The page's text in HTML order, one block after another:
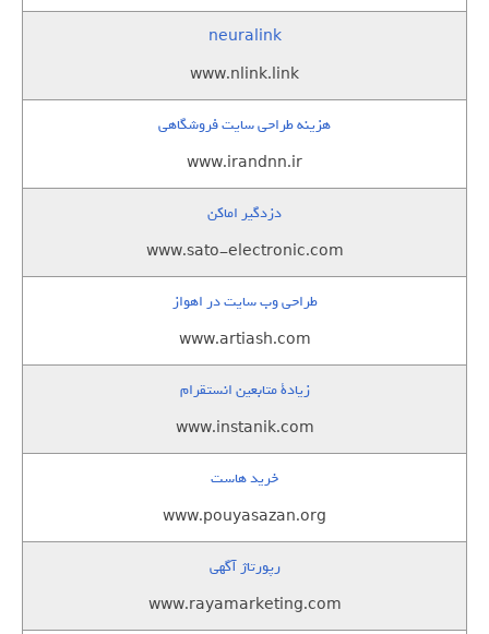
neuralink
www.nlink.link
هزینه طراحی سایت فروشگاهی
www.irandnn.ir
دزدگیر اماکن
www.sato-electronic.com
طراحی وب سایت در اهواز
www.artiash.com
زيادة متابعين انستقرام
www.instanik.com
خرید هاست
www.pouyasazan.org
رپورتاژ آگهی
www.rayamarketing.com